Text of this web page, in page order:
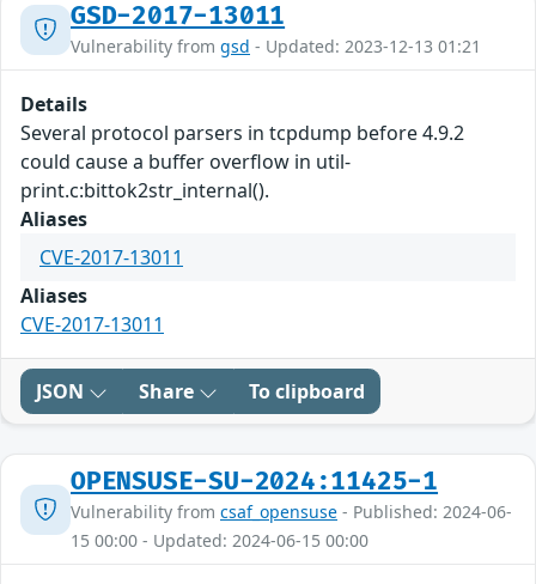
GSD-2017-13011
Vulnerability from gsd - Updated: 2023-12-13 01:21
Details
Several protocol parsers in tcpdump before 4.9.2
could cause a buffer overflow in util-
print.c:bittok2str_internal().
Aliases
CVE-2017-13011
Aliases
CVE-2017-13011
JSON Share To clipboard
OPENSUSE-SU-2024:11425-1
Vulnerability from csaf_opensuse - Published: 2024-06-
15 00:00 - Updated: 2024-06-15 00:00